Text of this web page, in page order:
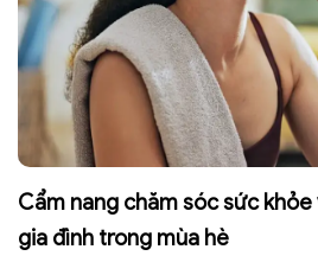
Cẩm nang chăm sóc sức
gia đình trong mùa hè